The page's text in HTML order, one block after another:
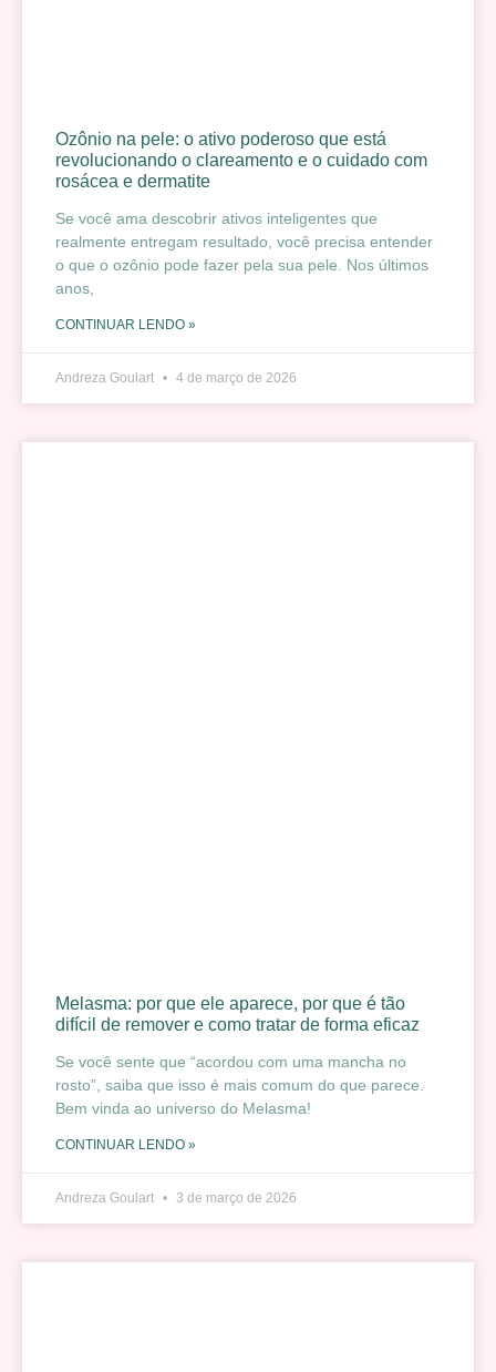
Ozônio na pele: o ativo poderoso que está
revolucionando o clareamento e o cuidado com
rosácea e dermatite
Se você ama descobrir ativos inteligentes que
realmente entregam resultado, você precisa entender
o que o ozônio pode fazer pela sua pele. Nos últimos
anos,
CONTINUAR LENDO »
Andreza Goulart 4 de março de 2026
Melasma: por que ele aparece, por que é tão
difícil de remover e como tratar de forma eficaz
Se você sente que “acordou com uma mancha no
rosto”, saiba que isso é mais comum do que parece.
Bem vinda ao universo do Melasma!
CONTINUAR LENDO »
Andreza Goulart 3 de março de 2026